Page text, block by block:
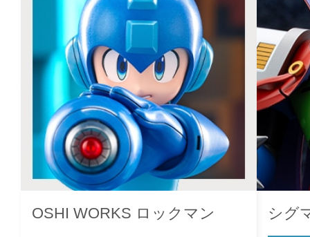
OSHI WORKS ロックマン シグ